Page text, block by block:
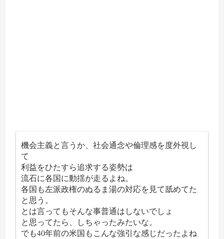
機会主義と言うか、社会通念や倫理感を度外視し
て
利益をひたすら追求する姿勢は
流石に各国に動揺が走るよね。
各国も左派政権のぬるま湯の対応を見て舐めてた
と思う。
とは言ってもそんな事普通はしないでしょ
と思ってたら、しちゃったみたいな。
でも40年前の米国もこんな強引な感じだったよね